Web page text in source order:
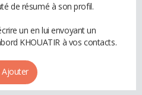
de résumé à son profil.
un en lui envoyant un
KHOUATIR à vos contacts.
Ajouter